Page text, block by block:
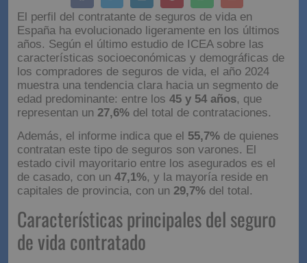
El perfil del contratante de seguros de vida en
España ha evolucionado ligeramente en los últimos
años. Según el último estudio de ICEA sobre las
características socioeconómicas y demográficas de
los compradores de seguros de vida, el año 2024
muestra una tendencia clara hacia un segmento de
edad predominante: entre los 45 y 54 años, que
representan un 27,6% del total de contrataciones.
Además, el informe indica que el 55,7% de quienes
contratan este tipo de seguros son varones. El
estado civil mayoritario entre los asegurados es el
de casado, con un 47,1%, y la mayoría reside en
capitales de provincia, con un 29,7% del total.
Características principales del seguro
de vida contratado